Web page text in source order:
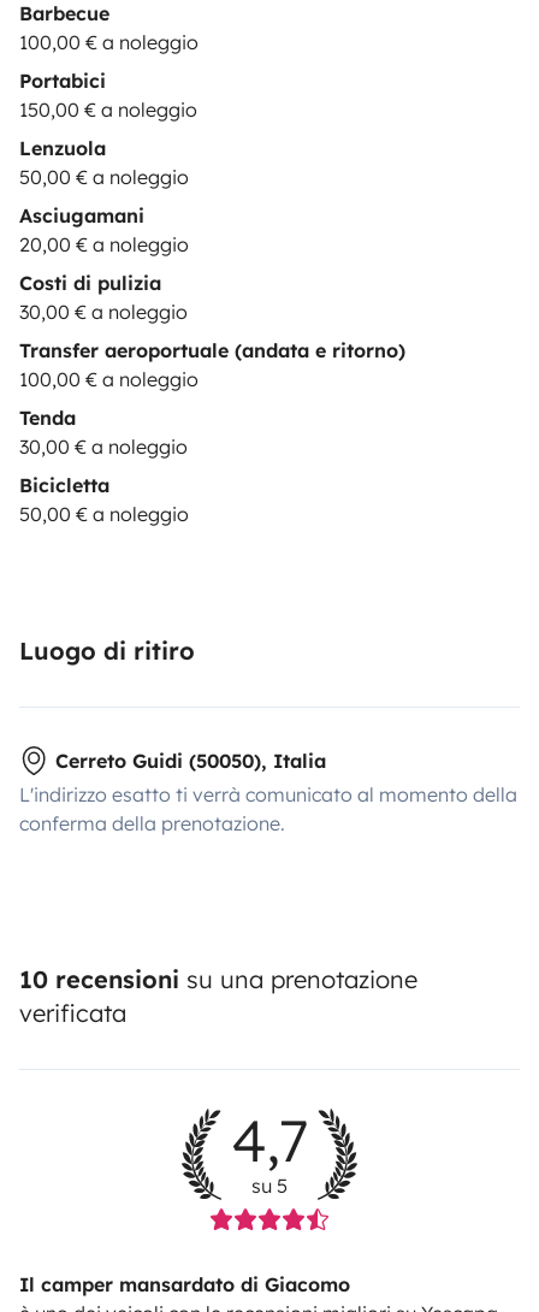
Barbecue
100,00 € a noleggio
Portabici
150,00 € a noleggio
Lenzuola
50,00 € a noleggio
Asciugamani
20,00 € a noleggio
Costi di pulizia
30,00 € a noleggio
Transfer aeroportuale (andata e ritorno)
100,00 € a noleggio
Tenda
30,00 € a noleggio
Bicicletta
50,00 € a noleggio
Luogo di ritiro
Cerreto Guidi (50050), Italia
L'indirizzo esatto ti verrà comunicato al momento della
conferma della prenotazione.
10 recensioni su una prenotazione
verificata
4,7
su 5
Il camper mansardato di Giacomo